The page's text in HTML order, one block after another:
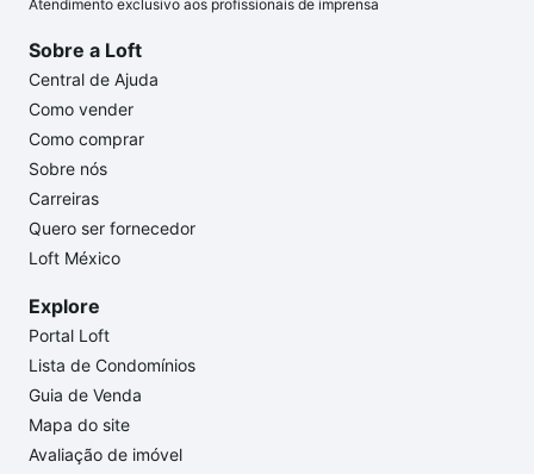
Atendimento exclusivo aos profissionais de imprensa
Sobre a Loft
Central de Ajuda
Como vender
Como comprar
Sobre nós
Carreiras
Quero ser fornecedor
Loft México
Explore
Portal Loft
Lista de Condomínios
Guia de Venda
Mapa do site
Avaliação de imóvel